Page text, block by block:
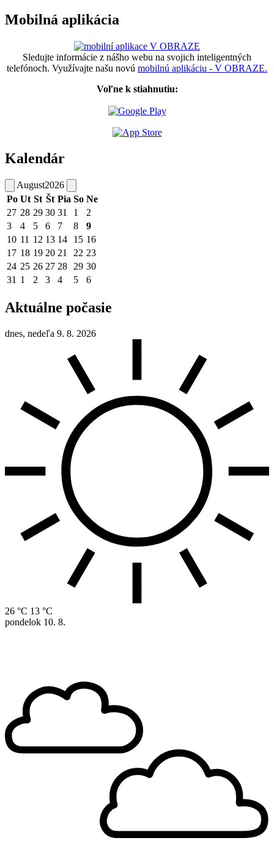
Mobilná aplikácia
Sledujte informácie z nášho webu na svojich inteligentných
telefónoch. Využívajte našu novú mobilnú aplikáciu - V OBRAZE.
Voľne k stiahnutiu:
Kalendár
August2026
Po Ut St Št Pia So Ne
27 28 29 30 31 1
2
3
4 5 6 7 8
9
10 11 12 13 14 15 16
17 18 19 20 21 22 23
24 25 26 27 28 29 30
31 1 2 3 4 5 6
Aktuálne počasie
dnes, nedeľa 9. 8. 2026
26 °C 13 °C
pondelok 10. 8.